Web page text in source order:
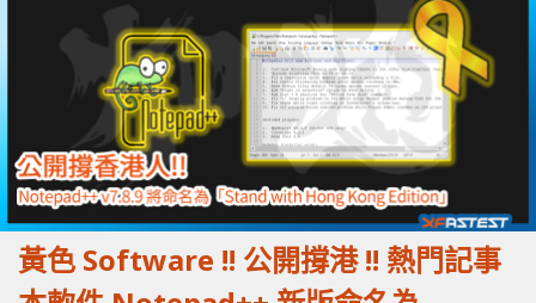
黃色 Software !! 公開撐港 !! 熱門記事